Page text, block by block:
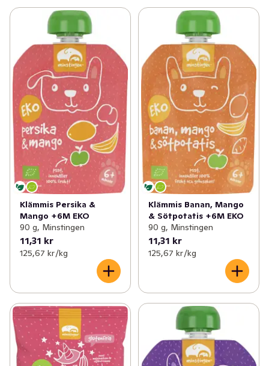
Klämmis Persika &
Mango +6M EKO
90 g, Minstingen
11,31 kr
125,67 kr /kg
Klämmis Banan, Mango
& Sötpotatis +6M EKO
90 g, Minstingen
11,31 kr
125,67 kr /kg